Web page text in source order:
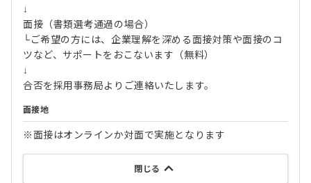
↓
面接（書類選考通過の場合）
└ご希望の方には、企業理解を深める面接対策や面接のコ
ツなど、サポートをおこないます（無料）
↓
合否を採用事務局よりご連絡いたします。
面接地
※面接はオンラインか対面で実施となります
閉じる